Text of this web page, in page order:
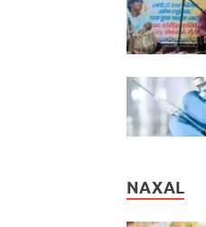
NAXAL